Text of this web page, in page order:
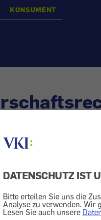
DATENSCHUTZ IST
Bitte erteilen Sie uns die
Analyse zu verwenden. Wir
Lesen Sie auch unsere
KONSUMENT
das Klavierspiel in der
Vermeintlich